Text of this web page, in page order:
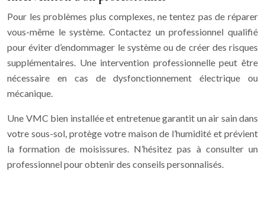
Pour les problèmes plus complexes, ne tentez pas de réparer
vous-même le système. Contactez un professionnel qualifié
pour éviter d’endommager le système ou de créer des risques
supplémentaires. Une intervention professionnelle peut être
nécessaire en cas de dysfonctionnement électrique ou
mécanique.
Une VMC bien installée et entretenue garantit un air sain dans
votre sous-sol, protège votre maison de l’humidité et prévient
la formation de moisissures. N’hésitez pas à consulter un
professionnel pour obtenir des conseils personnalisés.